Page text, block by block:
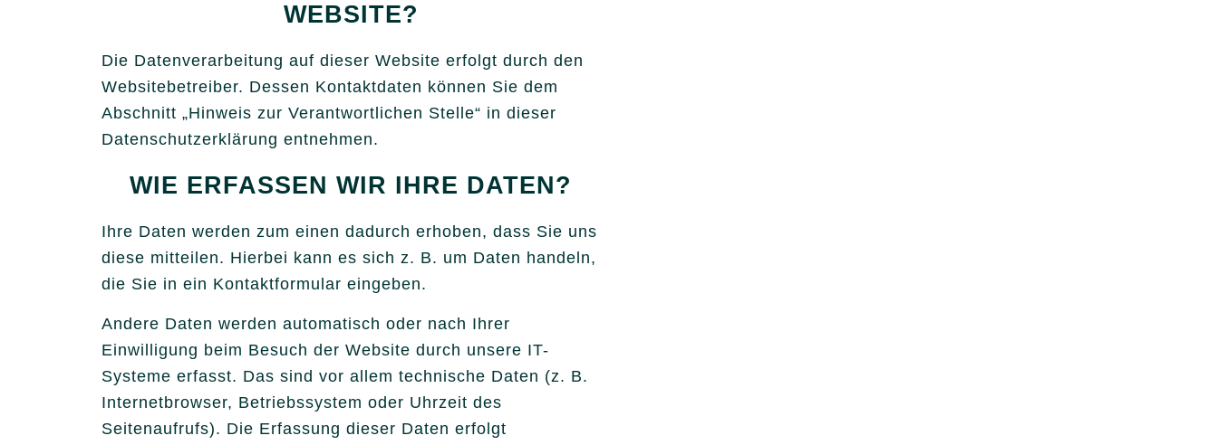
WEBSITE?
Die Datenverarbeitung auf dieser Website erfolgt durch den
Websitebetreiber. Dessen Kontaktdaten können Sie dem
Abschnitt „Hinweis zur Verantwortlichen Stelle“ in dieser
Datenschutzerklärung entnehmen.
WIE ERFASSEN WIR IHRE DATEN?
Ihre Daten werden zum einen dadurch erhoben, dass Sie uns
diese mitteilen. Hierbei kann es sich z. B. um Daten handeln,
die Sie in ein Kontaktformular eingeben.
Andere Daten werden automatisch oder nach Ihrer
Einwilligung beim Besuch der Website durch unsere IT-
Systeme erfasst. Das sind vor allem technische Daten (z. B.
Internetbrowser, Betriebssystem oder Uhrzeit des
Seitenaufrufs). Die Erfassung dieser Daten erfolgt